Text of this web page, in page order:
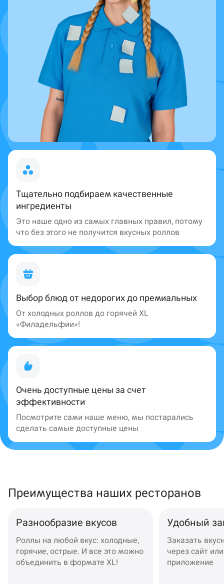
Тщательно подбираем качественные
ингредиенты
Это наше одно из самых главных правил, потому
что без этого не получится вкусных роллов
Выбор блюд от недорогих до премиальных
От холодных роллов до горячей XL
«Филадельфии»!
Очень доступные цены за счет
эффективности
Посмотрите сами наше меню, мы постарались
сделать самые доступные цены
Преимущества наших ресторанов
Разнообразие вкусов
Роллы на любой вкус: холодные,
горячие, острые. И все это можно
объединить в формате XL!
Удобный
Заказать
через сайт
приложение